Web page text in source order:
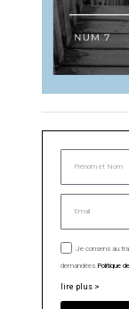
Je consens au
demandées. Politique
lire plus >